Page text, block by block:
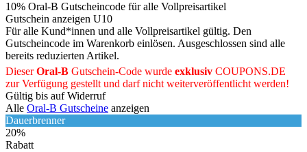
10% Oral-B Gutscheincode für alle Vollpreisartikel
Gutschein anzeigen U10
Für alle Kund*innen und alle Vollpreisartikel gültig. Den
Gutscheincode im Warenkorb einlösen. Ausgeschlossen sind alle
bereits reduzierten Artikel.
DieserOral-B Gutschein-Code wurde exklusiv COUPONS.DE
zur Verfügung gestellt und darf nicht weiterveröffentlicht werden!
Gültig bis auf Widerruf
Alle Oral-B Gutscheine anzeigen
Dauerbrenner
20%
Rabatt